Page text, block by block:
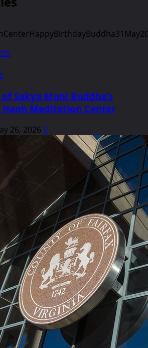
Sakya Muni Buddha’s
Meditation Center
26, 2026 0